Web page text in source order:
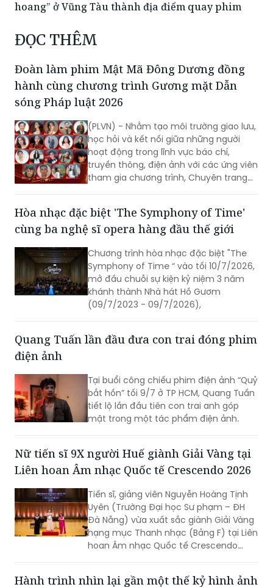
hoang” ở Vũng Tàu thành địa điểm quay phim
ĐỌC THÊM
Đoàn làm phim Mật Mã Đông Dương đồng
hành cùng chương trình Gương mặt Dẫn
sóng Pháp luật 2026
(PLVN) - Nhằm tạo môi trường giao lưu,
học hỏi và kết nối giữa những người
hoạt động trong lĩnh vực báo chí,
truyền thông, điện ảnh với các ứng viên
tham gia chương trình, Chuyên trang
pháp, tổ chức chương trình “Gương
mặt Dẫn sóng Pháp luật 2026 – Tuyển
2026”.
Hòa nhạc đặc biệt 'The Symphony of Time'
cùng ba nghệ sĩ opera hàng đầu thế giới
Chương trình hòa nhạc đặc biệt "The
Symphony of Time “ vào tối 10/7/2026,
mở đầu chuỗi sự kiện kỷ niệm 3 năm
khánh thành Nhà hát Hồ Gươm
(09/7/2023 - 09/7/2026),
Quang Tuấn lần đầu đưa con trai đóng phim
điện ảnh
Tại buổi công chiếu phim điện ảnh “Quỷ
bắt hồn” tối 9/7 ở TP HCM, Quang Tuấn
tiết lộ lần đầu tiên con trai anh góp
mặt trong một tác phẩm điện ảnh.
Nữ tiến sĩ 9X người Huế giành Giải Vàng tại
Liên hoan Âm nhạc Quốc tế Crescendo 2026
Tiến sĩ, giảng viên Nguyễn Hoàng Tịnh
Uyên (Trường Đại học Sư phạm – ĐH
Đà Nẵng) vừa xuất sắc giành Giải Vàng
hạng mục Thanh nhạc (Bảng F) tại Liên
hoan Âm nhạc Quốc tế Crescendo
biểu diễn, nghiên cứu và đào tạo âm
Hành trình nhìn lại gần một thế kỷ hình ảnh